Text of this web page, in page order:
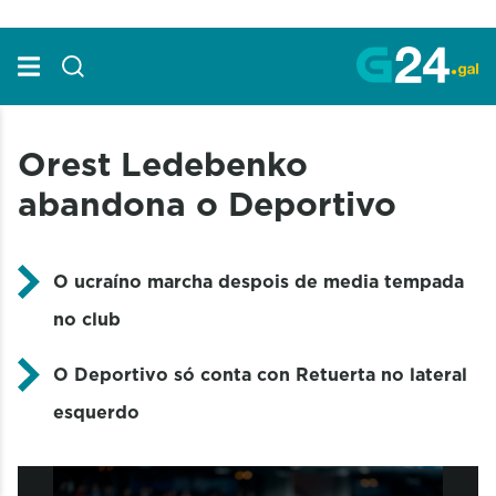
Orest Ledebenko
abandona o Deportivo
O ucraíno marcha despois de media tempada
no club
O Deportivo só conta con Retuerta no lateral
esquerdo